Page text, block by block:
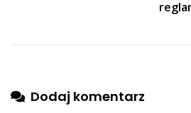
Dodaj komentarz